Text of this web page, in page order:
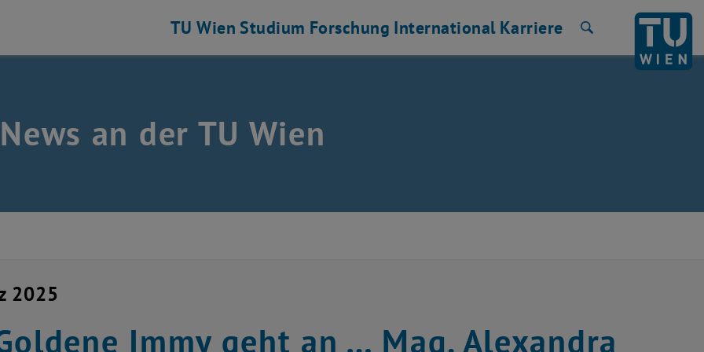
TU Wien Studium Forschung International Karriere
an der TU Wien
2025
Immy geht an … Mag. Alexandra